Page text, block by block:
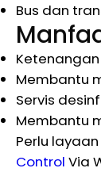
Bus dan
Membantu
Servis
Membantu
Perlu
Control Via